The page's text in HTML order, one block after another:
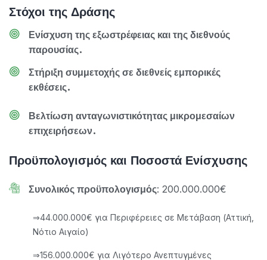
Στόχοι της Δράσης
Ενίσχυση της εξωστρέφειας και της διεθνούς
παρουσίας.
Στήριξη συμμετοχής σε διεθνείς εμπορικές
εκθέσεις.
Βελτίωση ανταγωνιστικότητας μικρομεσαίων
επιχειρήσεων.
Προϋπολογισμός και Ποσοστά Ενίσχυσης
Συνολικός προϋπολογισμός: 200.000.000€
⇒44.000.000€ για Περιφέρειες σε Μετάβαση (Αττική,
Νότιο Αιγαίο)
⇒156.000.000€ για Λιγότερο Ανεπτυγμένες